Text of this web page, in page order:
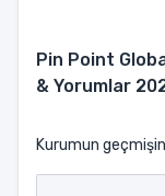
Pin Point
& Yorumlar
Kurumun